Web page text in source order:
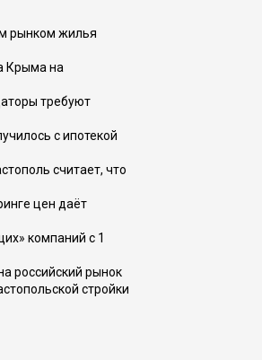
рынком жилья
Крыма на
требуют
с ипотекой
считает, что
цен даёт
компаний с 1
российский рынок
стройки